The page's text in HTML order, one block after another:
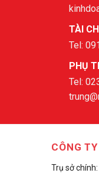
TÀI
Tel:
PHỤ
Tel:
CÔNG
Trụ sở